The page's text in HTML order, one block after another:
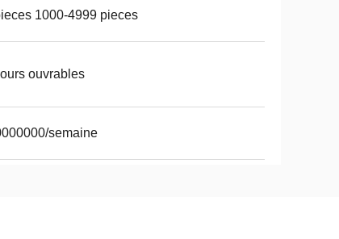
1000-4999 pieces
ouvrables
semaine